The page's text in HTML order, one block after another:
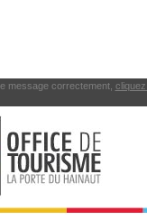
message correctement,